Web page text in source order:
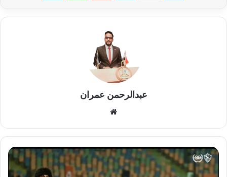
عبدالرحمن عمران
التعادل
السلبي
يحسم